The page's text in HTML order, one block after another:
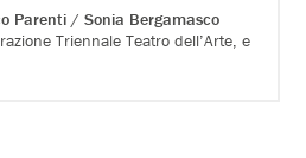
Parenti / Sonia Bergamasco
Triennale Teatro dell’Arte, e